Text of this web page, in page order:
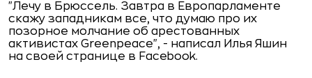
"Лечу в Брюссель. Завтра в Европарламенте
скажу западникам все, что думаю про их
позорное молчание об арестованных
активистах Greenpeace", - написал Илья Яшин
на своей странице в Facebook.